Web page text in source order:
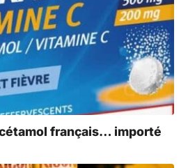
français… importé